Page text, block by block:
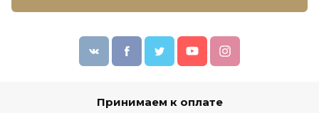
Принимаем к оплате